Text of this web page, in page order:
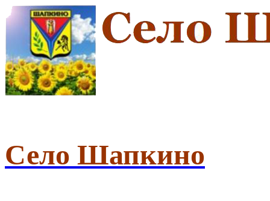
Село Шапкино